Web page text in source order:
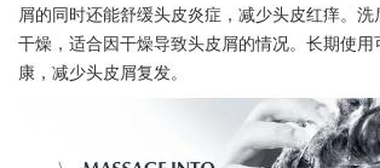
屑的同时还能舒缓头皮炎症，减少头皮红痒。
干燥，适合因干燥导致头皮屑的情况。长期使
康，减少头皮屑复发。